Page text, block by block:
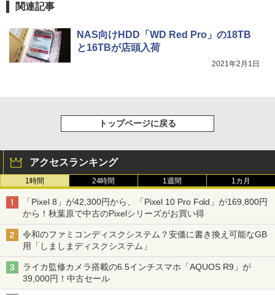
関連記事
NAS向けHDD「WD Red Pro」の18TB
と16TBが店頭入荷
2021年2月1日
トップページに戻る
アクセスランキング
1時間 24時間 1週間 1カ月
「Pixel 8」が42,300円から、「Pixel 10 Pro Fold」が169,800円
から！秋葉原で中古のPixelシリーズがお買い得
令和のファミコンディスクシステム？安価に書き換え可能なGB
用「しましまディスクシステム」
ライカ監修カメラ搭載の6.5インチスマホ「AQUOS R9」が
39,000円！中古セール